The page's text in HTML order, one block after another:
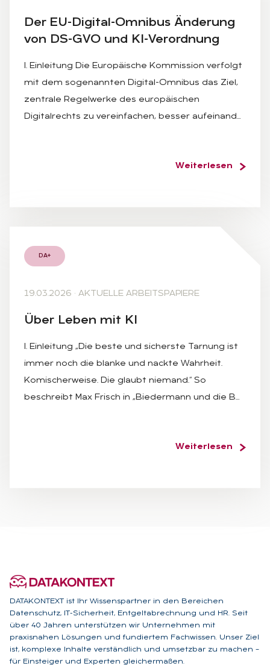
Der EU-Di­gi­tal-Om­ni­bus Än­de­rung
von DS-GVO und KI-Ver­ord­nung
I. Einleitung Die Europäische Kommission verfolgt
mit dem sogenannten Digital-Omnibus das Ziel,
zentrale Regelwerke des europäischen
Digitalrechts zu vereinfachen, besser aufeinand…
Weiterlesen
DA+
19.03.2026 · AKTUELLE ARBEITSPAPIERE
Über Le­ben mit KI
I. Einleitung „Die beste und sicherste Tarnung ist
immer noch die blanke und nackte Wahrheit.
Komischerweise. Die glaubt niemand.“ So
beschreibt Max Frisch in „Biedermann und die B…
Weiterlesen
DATAKONTEXT ist Ihr Wissenspartner in den Bereichen
Datenschutz, IT-Sicherheit, Entgeltabrechnung und HR. Seit
über 40 Jahren unterstützen wir Unternehmen mit
praxisnahen Lösungen und fundiertem Fachwissen. Unser Ziel
ist, komplexe Inhalte verständlich und umsetzbar zu machen –
für Einsteiger und Experten gleichermaßen.